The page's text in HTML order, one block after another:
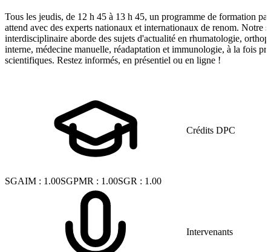
Tous les jeudis, de 12 h 45 à 13 h 45, un programme de formation
attend avec des experts nationaux et internationaux de renom. Notre
interdisciplinaire aborde des sujets d'actualité en rhumatologie,
interne, médecine manuelle, réadaptation et immunologie, à la fois
scientifiques. Restez informés, en présentiel ou en ligne !
Crédits DPC
SGAIM : 1.00SGPMR : 1.00SGR : 1.00
Intervenants